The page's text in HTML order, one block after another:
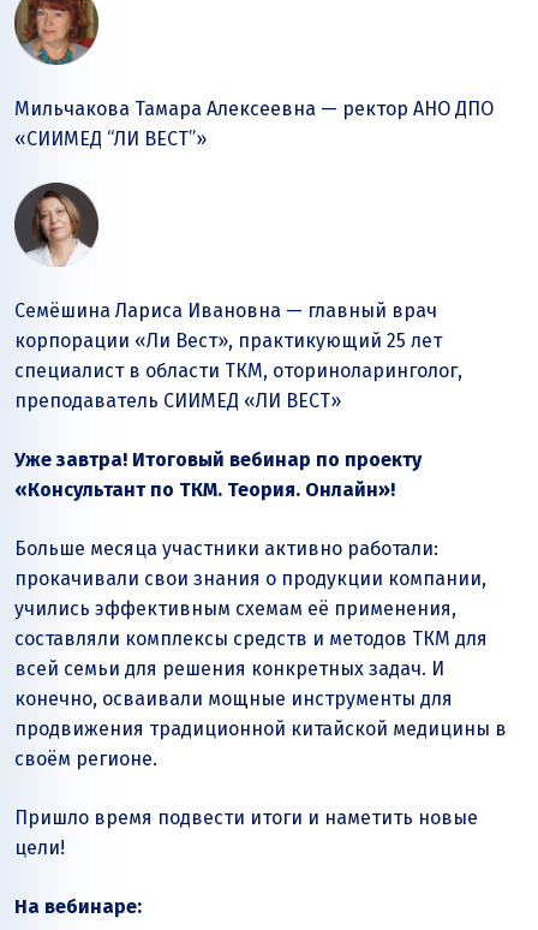
Мильчакова Тамара Алексеевна — ректор АНО ДПО
«СИИМЕД “ЛИ ВЕСТ”»
Семёшина Лариса Ивановна — главный врач
корпорации «Ли Вест», практикующий 25 лет
специалист в области ТКМ, оториноларинголог,
преподаватель СИИМЕД «ЛИ ВЕСТ»
Уже завтра! Итоговый вебинар по проекту
«Консультант по ТКМ. Теория. Онлайн»!
Больше месяца участники активно работали:
прокачивали свои знания о продукции компании,
учились эффективным схемам её применения,
составляли комплексы средств и методов ТКМ для
всей семьи для решения конкретных задач. И
конечно, осваивали мощные инструменты для
продвижения традиционной китайской медицины в
своём регионе.
Пришло время подвести итоги и наметить новые
цели!
На вебинаре: